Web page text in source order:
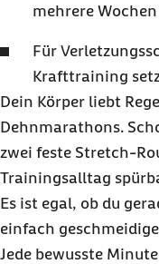
mehrere
Für
Krafttraining
Dein Körper liebt
Dehnmarathons.
zwei feste Stretch-
Trainingsalltag
Es ist egal, ob du
einfach
Jede bewusste